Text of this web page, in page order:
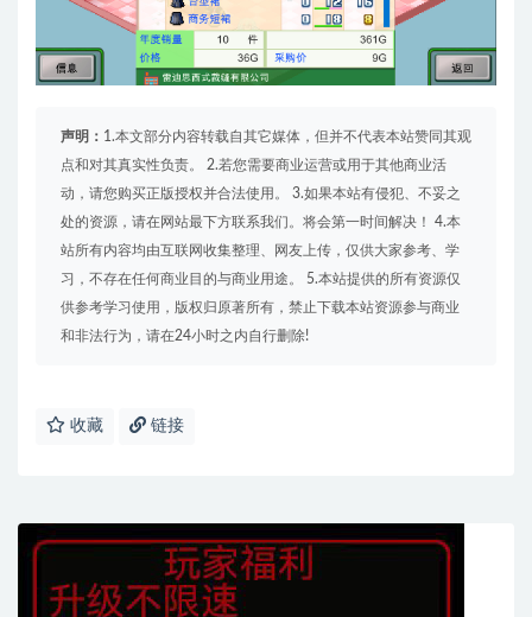
声明： 1.本文部分内容转载自其它媒体，但并不代表本站赞同其观
点和对其真实性负责。 2.若您需要商业运营或用于其他商业活
动，请您购买正版授权并合法使用。 3.如果本站有侵犯、不妥之
处的资源，请在网站最下方联系我们。将会第一时间解决！ 4.本
站所有内容均由互联网收集整理、网友上传，仅供大家参考、学
习，不存在任何商业目的与商业用途。 5.本站提供的所有资源仅
供参考学习使用，版权归原著所有，禁止下载本站资源参与商业
和非法行为，请在24小时之内自行删除!
收藏 链接